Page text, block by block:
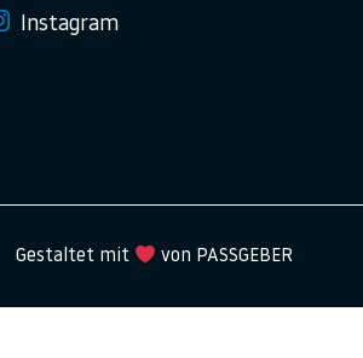
Instagram
Gestaltet mit von PASSGEBER